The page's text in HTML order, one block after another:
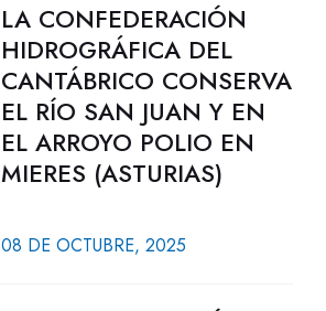
LA CONFEDERACIÓN
HIDROGRÁFICA DEL
CANTÁBRICO CONSERVA
EL RÍO SAN JUAN Y EN
EL ARROYO POLIO EN
MIERES (ASTURIAS)
08 DE OCTUBRE, 2025